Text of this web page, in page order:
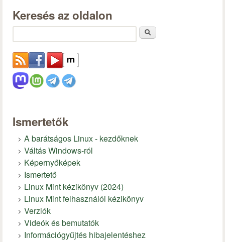
Keresés az oldalon
Ismertetők
A barátságos Linux - kezdőknek
Váltás Windows-ról
Képernyőképek
Ismertető
Linux Mint kézikönyv (2024)
Linux Mint felhasználói kézikönyv
Verziók
Videók és bemutatók
Információgyűjtés hibajelentéshez